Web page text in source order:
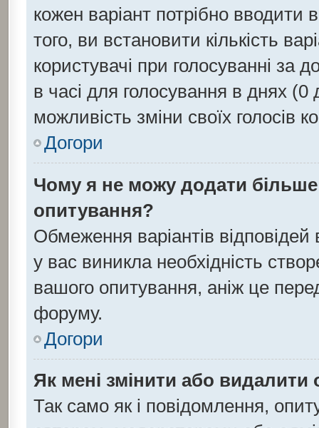
кожен варіант потрібно вводити
того, ви встановити кількість
користувачі при голосуванні
в часі для голосування в днях (0
можливість зміни своїх голосів
Догори
Чому я не можу додати більше
опитування?
Обмеження варіантів
у вас виникла необхідність
вашого опитування, аніж це
форуму.
Догори
Як мені змінити або видалити
Так само як і повідомлення,